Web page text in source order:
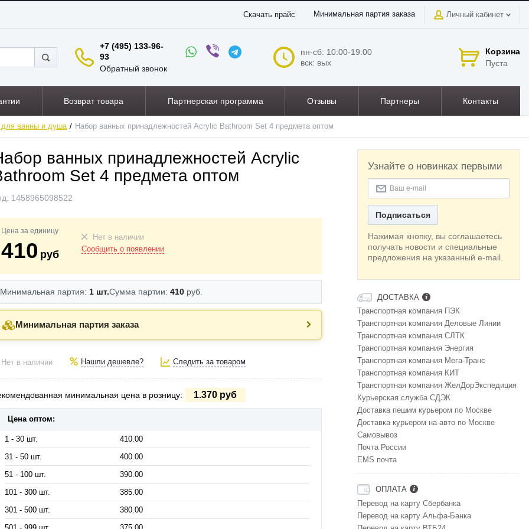
Скачать прайс Минимальная партия заказа Личный кабинет
+7 (495) 133-96-
93
Обратный звонок
пн-сб: 10:00-19:00
вск: вых
Корзина
Пуста
Возврат товара Партнерская программа Отзывы Партнеры Контакты
ванны и душа Набор ванных принадлежностей Acrylic Bathroom Set 4 предмета оптом
ванных принадлежностей Acrylic
Set 4 предмета оптом
1458965098522
Цена за единицу
410 руб
Нет в наличии
Сообщить о появлении
Минимальная партия: 1 шт.Сумма партии: 410 руб.
Минимальная партия заказа
Нет в наличии Нашли дешевле? Следить за товаром
минимальная цена в розницу: 1.370 руб
Цена оптом:
1 - 30 шт.
410.00
31 - 50 шт.
400.00
51 - 100 шт.
390.00
101 - 300 шт.
385.00
301 - 500 шт.
380.00
Узнайте о новинках первыми
Подписаться
Нажимая кнопку, вы соглашаетесь
получать новости и специальные
предложения на указанный e-mail.
ДОСТАВКА
Транспортная компания ПЭК
Транспортная компания Деловые Линии
Транспортная компания СЛТК
Транспортная компания Энергия
Транспортная компания Мега-Транс
Транспортная компания КИТ
Транспортная компания ЖелДорЭкспедиция
Курьерская служба СДЭК
Доставка пешим курьером по Москве
Доставка курьером на авто по Москве
Самовывоз
Почта России
EMS почта
ОПЛАТА
Перевод на карту Сбербанка
Перевод на карту Альфа-Банка